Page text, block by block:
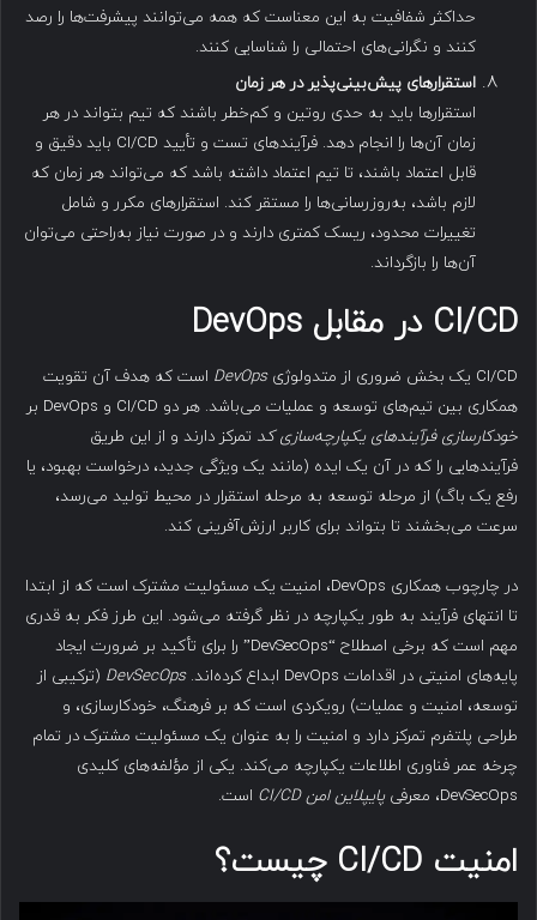
حداکثر شفافیت به این معناست که همه می‌توانند پیشرفت‌ها را رصد
کنند و نگرانی‌های احتمالی را شناسایی کنند.
استقرارهای پیش‌بینی‌پذیر در هر زمان
استقرارها باید به حدی روتین و کم‌خطر باشند که تیم بتواند در هر
زمان آن‌ها را انجام دهد. فرآیندهای تست و تأیید CI/CD باید دقیق و
قابل اعتماد باشند، تا تیم اعتماد داشته باشد که می‌تواند هر زمان که
لازم باشد، به‌روزرسانی‌ها را مستقر کند. استقرارهای مکرر و شامل
تغییرات محدود، ریسک کمتری دارند و در صورت نیاز به‌راحتی می‌توان
آن‌ها را بازگرداند.
CI/CD در مقابل
CI/CD یک بخش ضروری از متدولوژی DevOps است که هدف آن تقویت
همکاری بین تیم‌های توسعه و عملیات می‌باشد. هر دو CI/CD و DevOps بر
خودکارسازی فرآیندهای یکپارچه‌سازی کد تمرکز دارند و از این طریق
فرآیندهایی را که در آن یک ایده (مانند یک ویژگی جدید، درخواست بهبود، یا
رفع یک باگ) از مرحله توسعه به مرحله استقرار در محیط تولید می‌رسد،
سرعت می‌بخشند تا بتواند برای کاربر ارزش‌آفرینی کند.
در چارچوب همکاری DevOps، امنیت یک مسئولیت مشترک است که از ابتدا
تا انتهای فرآیند به طور یکپارچه در نظر گرفته می‌شود. این طرز فکر به قدری
مهم است که برخی اصطلاح “DevSecOps” را برای تأکید بر ضرورت ایجاد
پایه‌های امنیتی در اقدامات DevOps ابداع کرده‌اند.
DevSecOps (ترکیبی از
توسعه، امنیت و عملیات) رویکردی است که بر فرهنگ، خودکارسازی، و
طراحی پلتفرم تمرکز دارد و امنیت را به عنوان یک مسئولیت مشترک در تمام
چرخه عمر فناوری اطلاعات یکپارچه می‌کند. یکی از مؤلفه‌های کلیدی
DevSecOps، معرفی
پایپلاین امنCI/CD است.
امنیت چیست؟